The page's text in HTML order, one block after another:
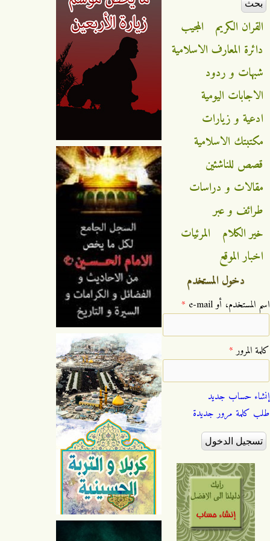
القران الكريم
المجيب
دائرة المعارف الاسلامية
شبهات و ردود
الاجابات اليومية
ادعية و زيارات
مكتبتك الاسلامية
قصص للناشئين
مقالات و دراسات
طرائف و عبر
خير الكلام
المرئيات
اخبار الموقع
دخول المستخدم
‏اسم المستخدم، أو e-mail ‏ *
‏كلمة المرور ‏*
إنشاء حساب جديد
طلب كلمة مرور جديدة